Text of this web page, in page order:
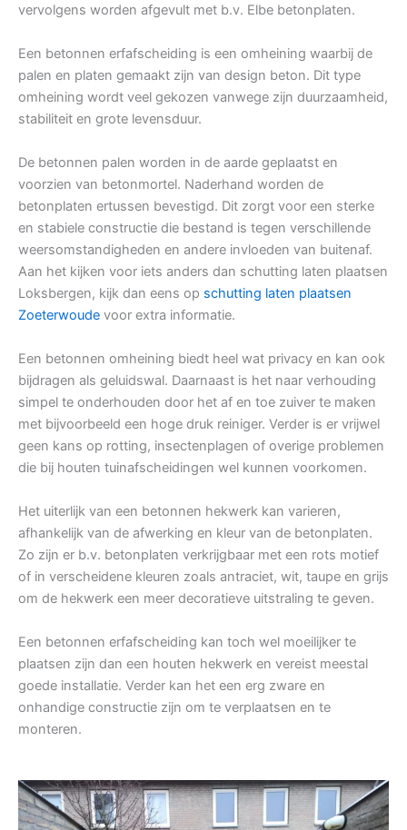
vervolgens worden afgevult met b.v. Elbe betonplaten.
Een betonnen erfafscheiding is een omheining waarbij de
palen en platen gemaakt zijn van design beton. Dit type
omheining wordt veel gekozen vanwege zijn duurzaamheid,
stabiliteit en grote levensduur.
De betonnen palen worden in de aarde geplaatst en
voorzien van betonmortel. Naderhand worden de
betonplaten ertussen bevestigd. Dit zorgt voor een sterke
en stabiele constructie die bestand is tegen verschillende
weersomstandigheden en andere invloeden van buitenaf.
Aan het kijken voor iets anders dan schutting laten plaatsen
Loksbergen, kijk dan eens op schutting laten plaatsen
Zoeterwoude voor extra informatie.
Een betonnen omheining biedt heel wat privacy en kan ook
bijdragen als geluidswal. Daarnaast is het naar verhouding
simpel te onderhouden door het af en toe zuiver te maken
met bijvoorbeeld een hoge druk reiniger. Verder is er vrijwel
geen kans op rotting, insectenplagen of overige problemen
die bij houten tuinafscheidingen wel kunnen voorkomen.
Het uiterlijk van een betonnen hekwerk kan varieren,
afhankelijk van de afwerking en kleur van de betonplaten.
Zo zijn er b.v. betonplaten verkrijgbaar met een rots motief
of in verscheidene kleuren zoals antraciet, wit, taupe en grijs
om de hekwerk een meer decoratieve uitstraling te geven.
Een betonnen erfafscheiding kan toch wel moeilijker te
plaatsen zijn dan een houten hekwerk en vereist meestal
goede installatie. Verder kan het een erg zware en
onhandige constructie zijn om te verplaatsen en te
monteren.